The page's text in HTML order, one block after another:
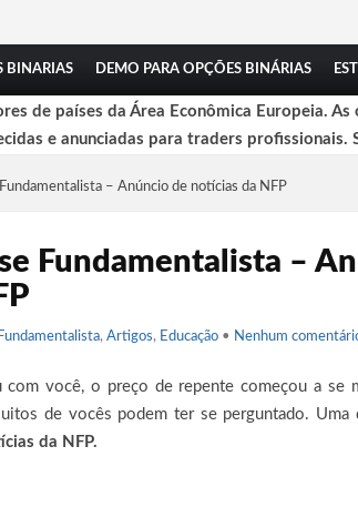
BINARIAS DEMO PARA OPÇÕES BINÁRIAS
de países da Área Econômica Europeia.
e anunciadas para traders
– Anúncio de notícias da NFP
Fundamentalista –
, Artigos, Educação • Nenhum
com você, o preço de repente começou a se
de vocês podem ter se perguntado. Uma
da NFP.